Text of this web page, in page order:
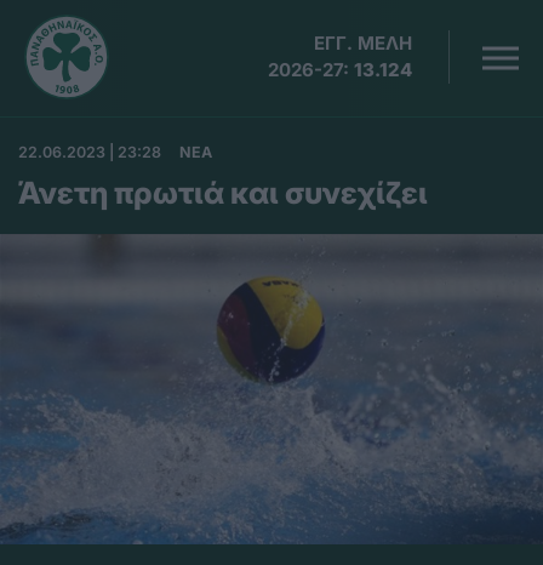
ΕΓΓ. ΜΕΛΗ
2026-27: 13.124
22.06.2023 | 23:28 ΝΕΑ
Άνετη πρωτιά και συνεχίζει